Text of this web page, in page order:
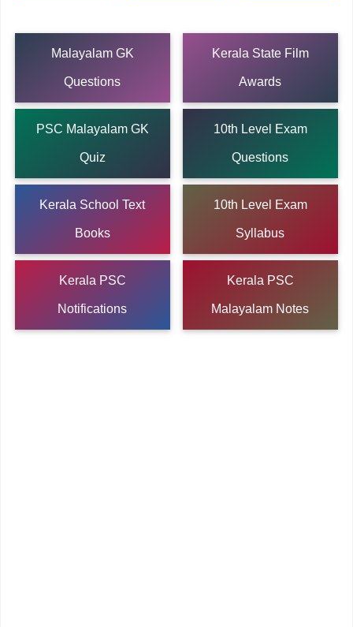
Malayalam GK
Questions
Kerala State Film
Awards
PSC Malayalam GK
Quiz
10th Level Exam
Questions
Kerala School Text
Books
10th Level Exam
Syllabus
Kerala PSC
Notifications
Kerala PSC
Malayalam Notes